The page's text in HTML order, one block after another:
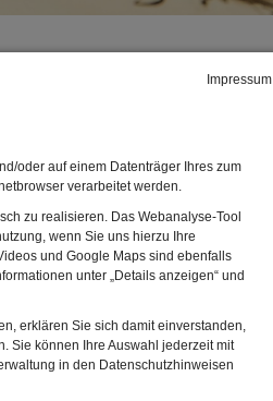
Impressum
oder auf einem Datenträger Ihres zum
verarbeitet werden.
zu realisieren. Das Webanalyse-Tool
wenn Sie uns hierzu Ihre
und Google Maps sind ebenfalls
unter „Details anzeigen“ und
erklären Sie sich damit einverstanden,
Sie können Ihre Auswahl jederzeit mit
in den Datenschutzhinweisen